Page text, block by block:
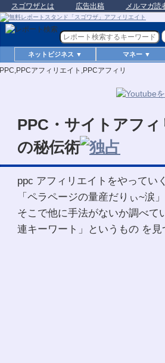
スゴワザとは 広告出稿 メルマガ読
ネットビジネス ▼ マネー ▼
PPC,PPCアフィリエイト,PPCアフィリ
PPC・サイトアフ
の秘伝術
ppc アフィリエイトをやってい
「ペラページの量産だりぃ~涙
そこで他に手法がないか調べて
連キーワート」というもの を見